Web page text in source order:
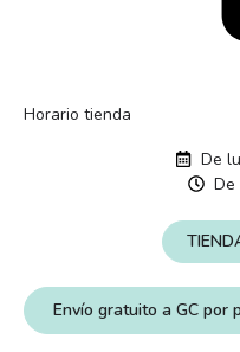
Horario tienda
De
De
Envío gratuito a GC por